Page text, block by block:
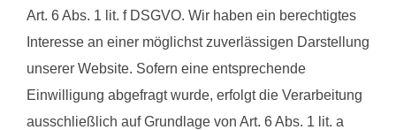
Art. 6 Abs. 1 lit. f DSGVO. Wir haben ein berechtigtes
Interesse an einer möglichst zuverlässigen Darstellung
unserer Website. Sofern eine entsprechende
Einwilligung abgefragt wurde, erfolgt die Verarbeitung
ausschließlich auf Grundlage von Art. 6 Abs. 1 lit. a